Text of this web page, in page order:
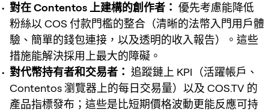
對在 Contentos 上建構的創作者： 優先考慮能降低
粉絲以 COS 付款門檻的整合（清晰的法幣入門用戶體
驗、簡單的錢包連接，以及透明的收入報告）。這些
措施能解決採用上最大的障礙。
對代幣持有者和交易者： 追蹤鏈上 KPI（活躍帳戶、
Contentos 瀏覽器上的每日交易量）以及 COS.TV 的
產品指標發布；這些是比短期價格波動更能反應可持